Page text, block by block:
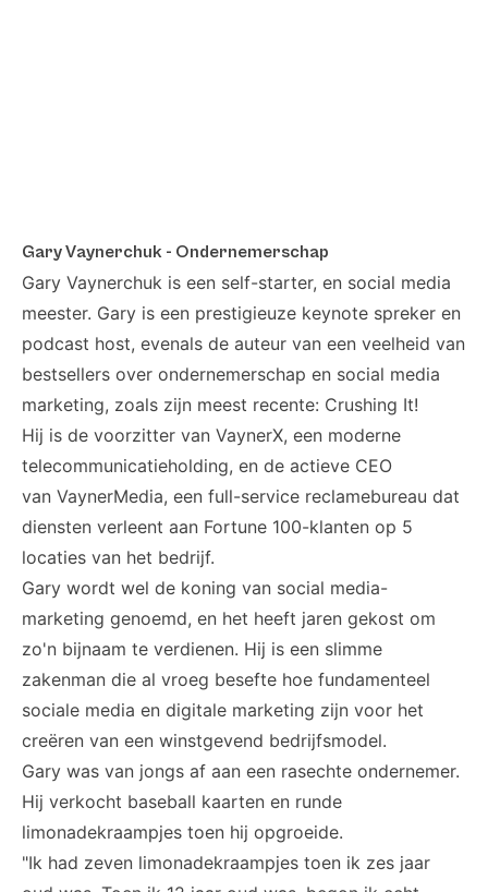
Gary Vaynerchuk - Ondernemerschap
Gary Vaynerchuk is een self-starter, en social media
meester. Gary is een prestigieuze keynote spreker en
podcast host, evenals de auteur van een veelheid van
bestsellers over ondernemerschap en social media
marketing, zoals zijn meest recente: Crushing It!
Hij is de voorzitter van VaynerX, een moderne
telecommunicatieholding, en de actieve CEO
van VaynerMedia, een full-service reclamebureau dat
diensten verleent aan Fortune 100-klanten op 5
locaties van het bedrijf.
Gary wordt wel de koning van social media-
marketing genoemd, en het heeft jaren gekost om
zo'n bijnaam te verdienen. Hij is een slimme
zakenman die al vroeg besefte hoe fundamenteel
sociale media en digitale marketing zijn voor het
creëren van een winstgevend bedrijfsmodel.
Gary was van jongs af aan een rasechte ondernemer.
Hij verkocht baseball kaarten en runde
limonadekraampjes toen hij opgroeide.
"Ik had zeven limonadekraampjes toen ik zes jaar